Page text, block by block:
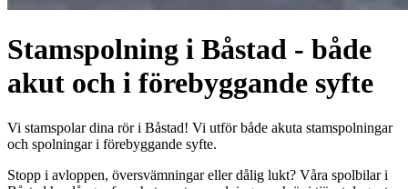
Stamspolning i Båstad - både
akut och i förebyggande syfte
Vi stamspolar dina rör i Båstad! Vi utför både akuta stamspolningar
och spolningar i förebyggande syfte.
Stopp i avloppen, översvämningar eller dålig lukt? Våra spolbilar i